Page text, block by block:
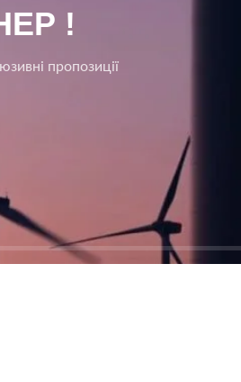
!
пропозиції